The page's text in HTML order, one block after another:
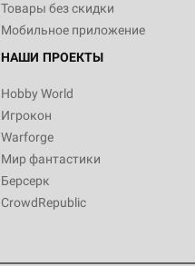
Товары без скидки
Мобильное приложение
НАШИ ПРОЕКТЫ
Hobby World
Игрокон
Warforge
Мир фантастики
Берсерк
CrowdRepublic